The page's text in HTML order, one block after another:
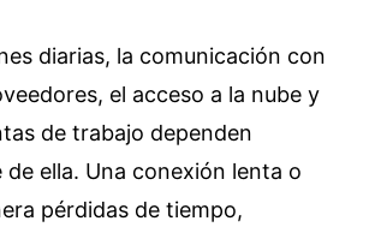
diarias, la comunicación con
el acceso a la nube y
de trabajo dependen
ella. Una conexión lenta o
pérdidas de tiempo,